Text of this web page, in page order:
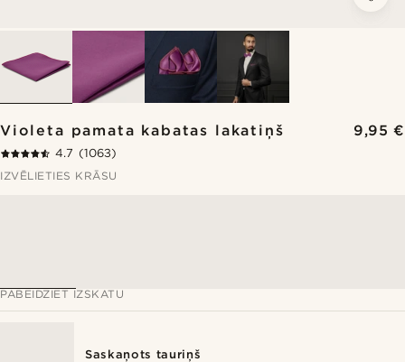
Violeta pamata kabatas lakatiņš 9,95 €
4.7 (1063)
IZVĒLIETIES KRĀSU
PABEIDZIET IZSKATU
Saskaņots tauriņš